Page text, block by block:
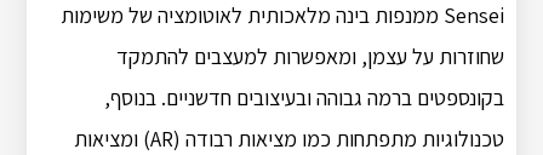
Sensei ממנפות בינה מלאכותית לאוטומציה של משימות
שחוזרות על עצמן, ומאפשרות למעצבים להתמקד
בקונספטים ברמה גבוהה ובעיצובים חדשניים. בנוסף,
טכנולוגיות מתפתחות כמו מציאות רבודה (AR) ומציאות